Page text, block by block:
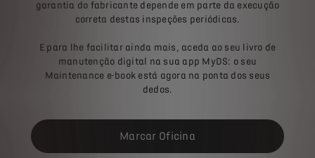
garantia do fabricante depende em parte da execução
correta destas inspeções periódicas.
E para lhe facilitar ainda mais, aceda ao seu livro de
manutenção digital na sua app MyDS: o seu
Maintenance e-book está agora na ponta dos seus
dedos.
Marcar Oficina